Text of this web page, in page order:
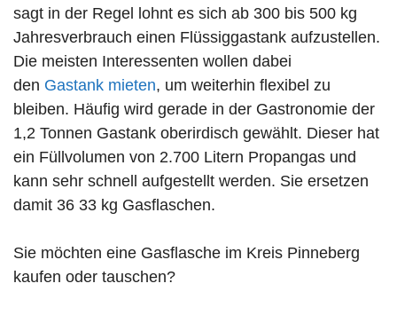
sagt in der Regel lohnt es sich ab 300 bis 500 kg
Jahresverbrauch einen Flüssiggastank aufzustellen.
Die meisten Interessenten wollen dabei
den Gastank mieten, um weiterhin flexibel zu
bleiben. Häufig wird gerade in der Gastronomie der
1,2 Tonnen Gastank oberirdisch gewählt. Dieser hat
ein Füllvolumen von 2.700 Litern Propangas und
kann sehr schnell aufgestellt werden. Sie ersetzen
damit 36 33 kg Gasflaschen.
Sie möchten eine Gasflasche im Kreis Pinneberg
kaufen oder tauschen?